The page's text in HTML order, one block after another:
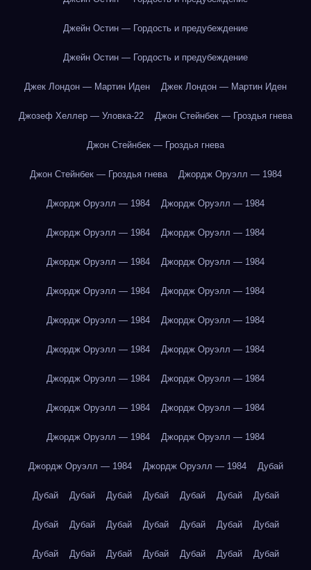
Джейн Остин — Гордость и предубеждение
Джейн Остин — Гордость и предубеждение
Джек Лондон — Мартин Иден Джек Лондон — Мартин Иден
Джозеф Хеллер — Уловка-22 Джон Стейнбек — Гроздья гнева
Джон Стейнбек — Гроздья гнева
Джон Стейнбек — Гроздья гнева Джордж Оруэлл — 1984
Джордж Оруэлл — 1984 Джордж Оруэлл — 1984
Джордж Оруэлл — 1984 Джордж Оруэлл — 1984
Джордж Оруэлл — 1984 Джордж Оруэлл — 1984
Джордж Оруэлл — 1984 Джордж Оруэлл — 1984
Джордж Оруэлл — 1984 Джордж Оруэлл — 1984
Джордж Оруэлл — 1984 Джордж Оруэлл — 1984
Джордж Оруэлл — 1984 Джордж Оруэлл — 1984
Джордж Оруэлл — 1984 Джордж Оруэлл — 1984
Джордж Оруэлл — 1984 Джордж Оруэлл — 1984
Джордж Оруэлл — 1984 Джордж Оруэлл — 1984 Дубай
Дубай Дубай Дубай Дубай Дубай Дубай Дубай
Дубай Дубай Дубай Дубай Дубай Дубай Дубай
Дубай Дубай Дубай Дубай Дубай Дубай Дубай